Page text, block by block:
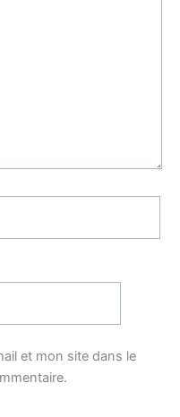
et mon site dans le